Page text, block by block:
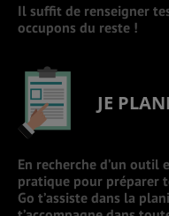
Il suffit de renseigner
occupons du reste !
JE
En recherche d’un
pratique pour préparer
Go t’assiste dans la